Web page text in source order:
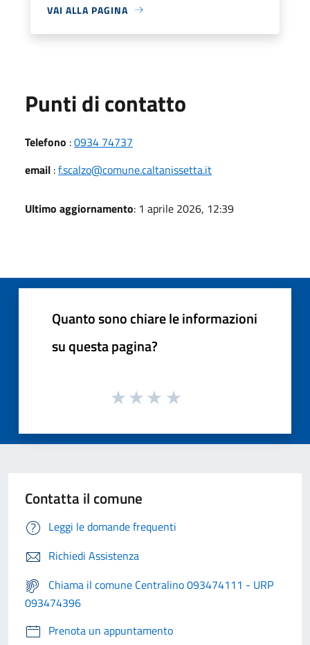
VAI ALLA PAGINA
Punti di contatto
Telefono :0934 74737
email :f.scalzo@comune.caltanissetta.it
Ultimo aggiornamento: 1 aprile 2026, 12:39
Quanto sono chiare le informazioni
su questa pagina?
Contatta il comune
Leggi le domande frequenti
Richiedi Assistenza
Chiama il comune Centralino 093474111 - URP
093474396
Prenota un appuntamento